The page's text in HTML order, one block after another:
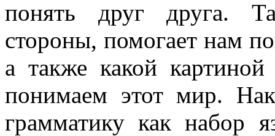
понять друг друга.
стороны, помогает нам
а также какой
понимаем этот мир.
грамматику как набор